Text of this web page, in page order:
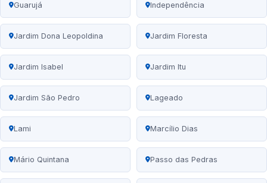
Guarujá Independência
Jardim Dona Leopoldina Jardim Floresta
Jardim Isabel Jardim Itu
Jardim São Pedro Lageado
Lami Marcílio Dias
Mário Quintana Passo das Pedras